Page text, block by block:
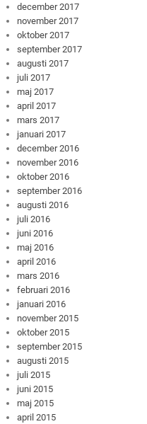
december 2017
november 2017
oktober 2017
september 2017
augusti 2017
juli 2017
maj 2017
april 2017
mars 2017
januari 2017
december 2016
november 2016
oktober 2016
september 2016
augusti 2016
juli 2016
juni 2016
maj 2016
april 2016
mars 2016
februari 2016
januari 2016
november 2015
oktober 2015
september 2015
augusti 2015
juli 2015
juni 2015
maj 2015
april 2015